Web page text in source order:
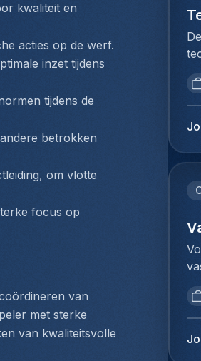
kwaliteit en
acties op de werf.
inzet tijdens
tijdens de
betrokken
om vlotte
focus op
van
met sterke
van kwaliteitsvolle